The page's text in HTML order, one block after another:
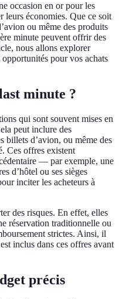
occasion en or pour les
leurs économies. Que ce soit
ou même des produits
minute peuvent offrir des
nous allons explorer
pour vos achats
minute ?
qui sont souvent mises en
peut inclure des
billets d’avion, ou même des
Ces offres existent
— par exemple, une
d’hôtel ou ses sièges
inciter les acheteurs à
des risques. En effet, elles
réservation traditionnelle ou
strictes. Ainsi, il
inclus dans ces offres avant
précis